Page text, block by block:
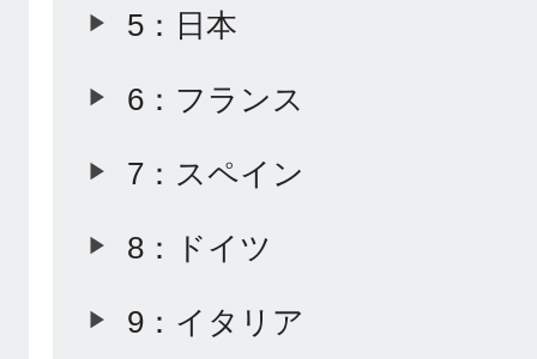
5：日本
6：フランス
7：スペイン
8：ドイツ
9：イタリア